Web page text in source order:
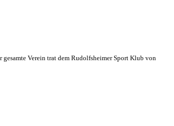
Verein trat dem Rudolfsheimer Sport Klub von